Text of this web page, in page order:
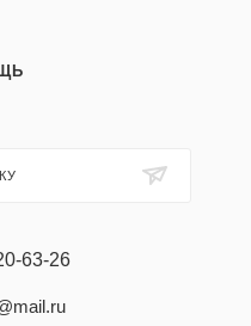
63-26